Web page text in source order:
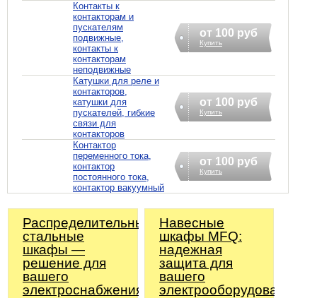
Контакты к
контакторам и
пускателям
подвижные,
контакты к
контакторам
неподвижные
от 100 руб
Купить
Катушки для реле и
контакторов,
катушки для
пускателей, гибкие
связи для
контакторов
от 100 руб
Купить
Контактор
переменного тока,
контактор
постоянного тока,
контактор вакуумный
от 100 руб
Купить
Распределительные
стальные
шкафы —
решение для
вашего
электроснабжения!
Навесные
шкафы MFQ:
надежная
защита для
вашего
электрооборудования